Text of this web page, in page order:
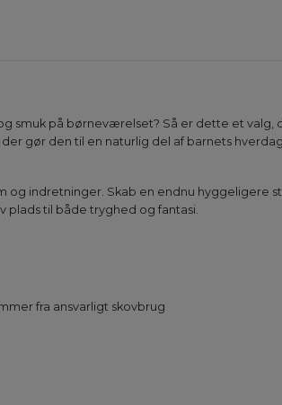
smuk på børneværelset? Så er dette et valg,
gør den til en naturlig del af barnets
og indretninger. Skab en endnu hyggeligere
til både tryghed og fantasi.
fra ansvarligt skovbrug